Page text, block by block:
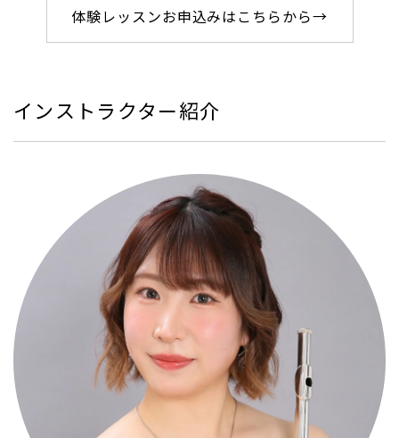
体験レッスンお申込みはこちらから→
インストラクター紹介